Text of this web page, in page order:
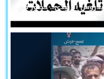
الزُبيدي... حضورٌ في